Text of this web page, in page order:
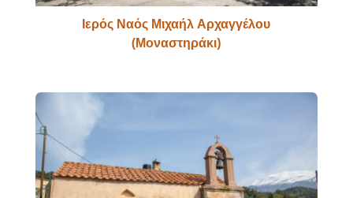
Ιερός Ναός Μιχαήλ Αρχαγγέλου
(Μοναστηράκι)